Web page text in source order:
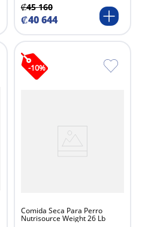
₡45 160
₡40644
-10%
Comida Seca Para Perro
Nutrisource Weight 26 Lb